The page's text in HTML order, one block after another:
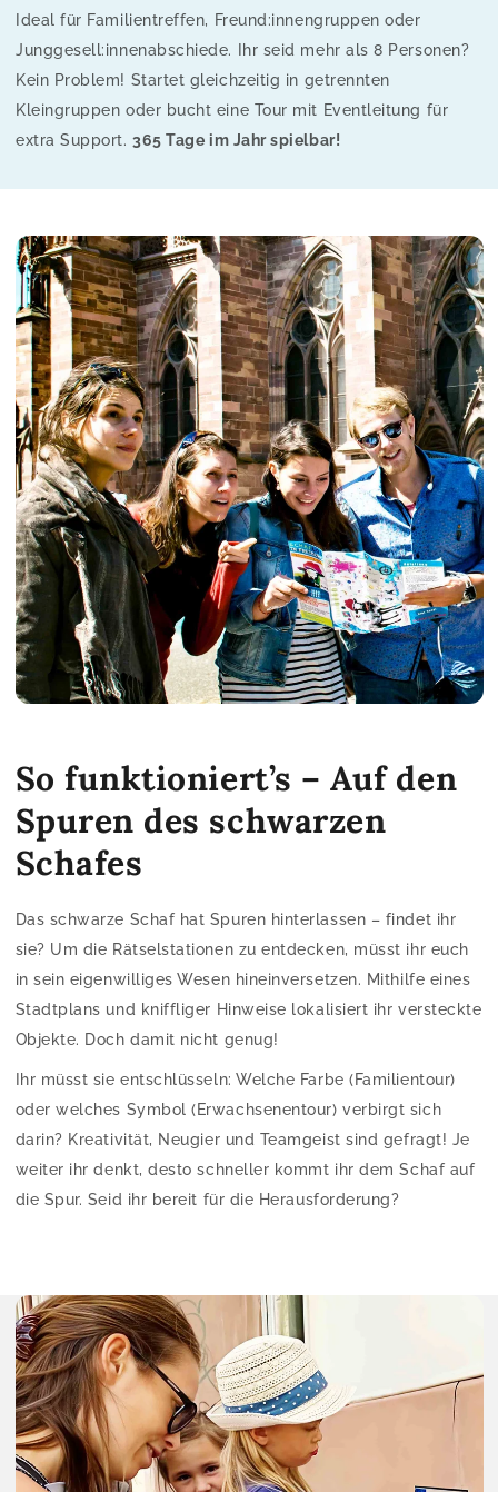
Ideal für Familientreffen, Freund:innengruppen oder
Junggesell:innenabschiede. Ihr seid mehr als 8 Personen?
Kein Problem! Startet gleichzeitig in getrennten
Kleingruppen oder bucht eine Tour mit Eventleitung für
extra Support. 365 Tage im Jahr spielbar!
So funktioniert’s – Auf den
Spuren des schwarzen
Schafes
Das schwarze Schaf hat Spuren hinterlassen – findet ihr
sie? Um die Rätselstationen zu entdecken, müsst ihr euch
in sein eigenwilliges Wesen hineinversetzen. Mithilfe eines
Stadtplans und kniffliger Hinweise lokalisiert ihr versteckte
Objekte. Doch damit nicht genug!
Ihr müsst sie entschlüsseln: Welche Farbe (Familientour)
oder welches Symbol (Erwachsenentour) verbirgt sich
darin? Kreativität, Neugier und Teamgeist sind gefragt! Je
weiter ihr denkt, desto schneller kommt ihr dem Schaf auf
die Spur. Seid ihr bereit für die Herausforderung?